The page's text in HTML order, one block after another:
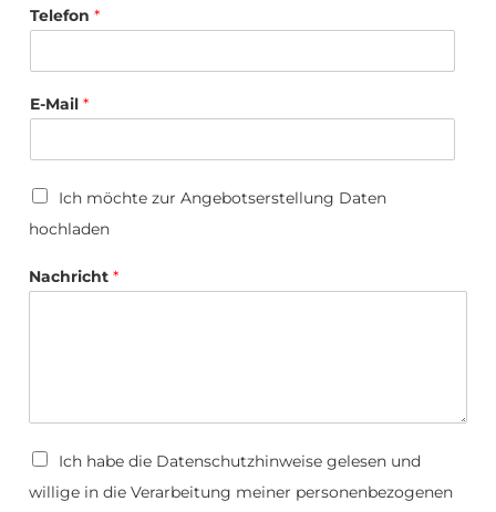
Telefon *
E-Mail *
U
l
a
d
Ich möchte zur Angebotserstellung Daten
hochladen
-Nachricht *
D
t
Ich habe die Datenschutzhinweise gelesen und
willige in die Verarbeitung meiner personenbezogenen